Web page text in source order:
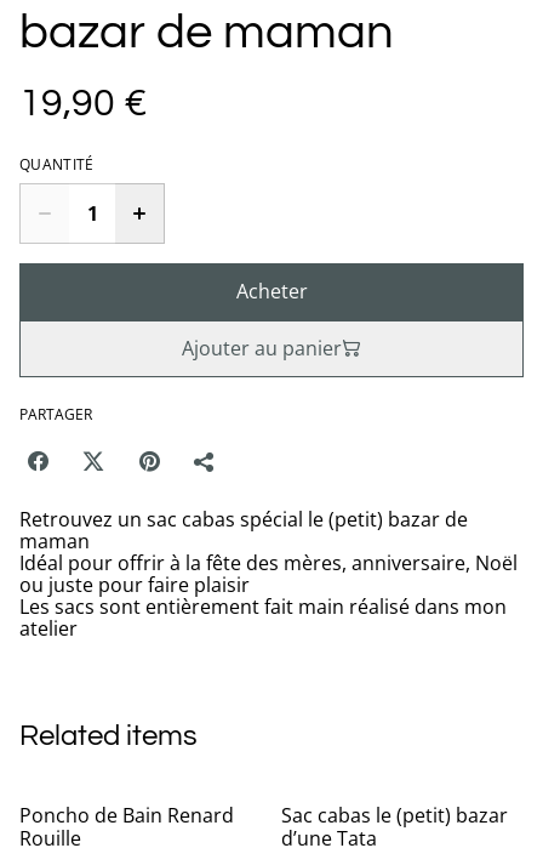
bazar de maman
19,90 €
QUANTITÉ
Acheter
Ajouter au panier
PARTAGER
Retrouvez un sac cabas spécial le (petit) bazar de
maman
Idéal pour offrir à la fête des mères, anniversaire, Noël
ou juste pour faire plaisir
Les sacs sont entièrement fait main réalisé dans mon
atelier
Related items
Poncho de Bain Renard
Rouille
Sac cabas le (petit) bazar
d’une Tata